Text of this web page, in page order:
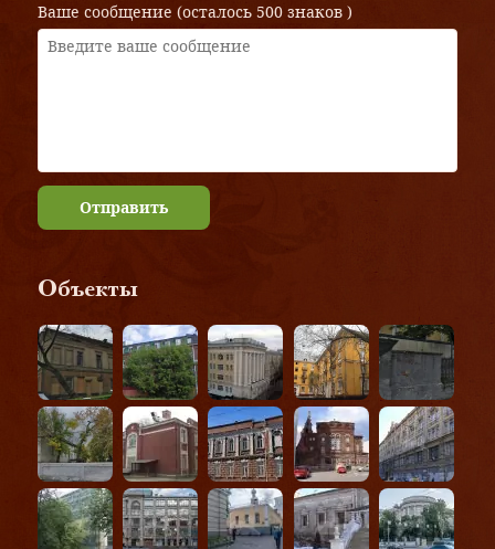
Ваше сообщение (осталось 500 знаков )
Отправить
Объекты